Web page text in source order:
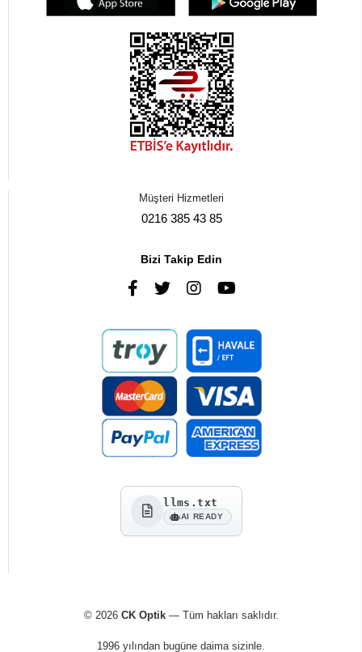
Müşteri Hizmetleri
0216 385 43 85
Bizi Takip Edin
llms.txt
AI READY
© 2026 CK Optik— Tüm hakları saklıdır.
1996 yılından bugüne daima sizinle.